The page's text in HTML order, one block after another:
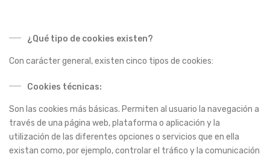
¿Qué tipo de cookies existen?
Con carácter general, existen cinco tipos de cookies:
Cookies técnicas:
Son las cookies más básicas. Permiten al usuario la navegación a
través de una página web, plataforma o aplicación y la
utilización de las diferentes opciones o servicios que en ella
existan como, por ejemplo, controlar el tráfico y la comunicación